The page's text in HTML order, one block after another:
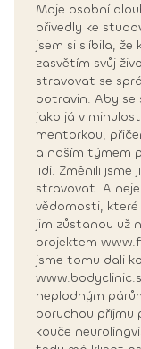
Moje osobní
přivedly ke
jsem si slíbila, že
zasvětím svůj
stravovat se
potravin. Aby
jako já v
mentorkou,
a naším týmem
lidí. Změnili jsme
stravovat. A
vědomosti, které
jim zůstanou už
projektem
jsme tomu dali
neplodným
poruchou
kouče